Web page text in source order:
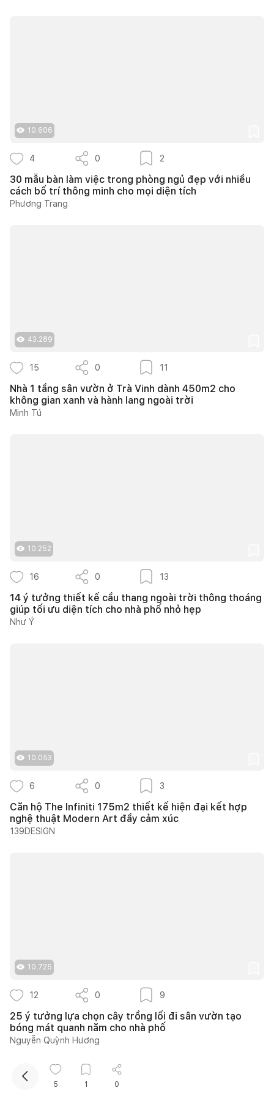
10.606
4 0 2
30 mẫu bàn làm việc trong phòng ngủ đẹp với nhiều
cách bố trí thông minh cho mọi diện tích
Phương Trang
43.289
15 0 11
Nhà 1 tầng sân vườn ở Trà Vinh dành 450m2 cho
không gian xanh và hành lang ngoài trời
Minh Tú
10.252
16 0 13
14 ý tưởng thiết kế cầu thang ngoài trời thông thoáng
giúp tối ưu diện tích cho nhà phố nhỏ hẹp
Như Ý
10.053
6 0 3
Căn hộ The Infiniti 175m2 thiết kế hiện đại kết hợp
nghệ thuật Modern Art đầy cảm xúc
139DESIGN
10.725
12 0 9
25 ý tưởng lựa chọn cây trồng lối đi sân vườn tạo
bóng mát quanh năm cho nhà phố
Nguyễn Quỳnh Hương
5 1 0